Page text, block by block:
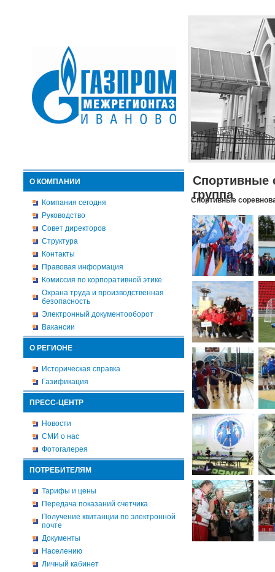
О КОМПАНИИ
Компания сегодня
Руководство
Совет директоров
Структура
Контакты
Правовая информация
Комиссия по корпоративной этике
Охрана труда и производственная
безопасность
Электронный документооборот
Вакансии
О РЕГИОНЕ
Историческая справка
Газификация
ПРЕСС-ЦЕНТР
Новости
СМИ о нас
Фотогалерея
ПОТРЕБИТЕЛЯМ
Тарифы и цены
Передача показаний счетчика
Получение квитанции по электронной
почте
Документы
Населению
Личный кабинет
Спортивные
группа
Спортивные